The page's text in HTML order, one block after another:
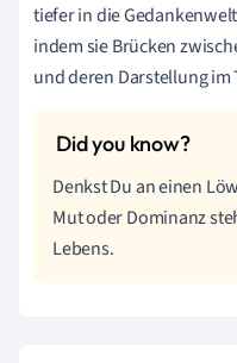
tiefer in die
indem sie Brücken
und deren Darstellung im
Denkst Du an einen
Mut oder Dominanz
Lebens.